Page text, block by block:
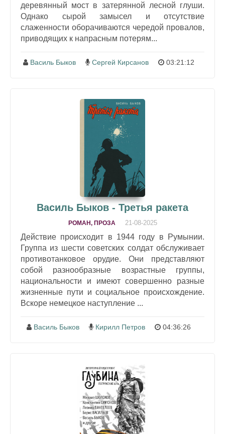
деревянный мост в затерянной лесной глуши.
Однако сырой замысел и отсутствие
слаженности оборачиваются чередой провалов,
приводящих к напрасным потерям...
Василь Быков Сергей Кирсанов 03:21:12
Василь Быков - Третья ракета
РОМАН, ПРОЗА 21-08-2025
Действие происходит в 1944 году в Румынии.
Группа из шести советских солдат обслуживает
противотанковое орудие. Они представляют
собой разнообразные возрастные группы,
национальности и имеют совершенно разные
жизненные пути и социальное происхождение.
Вскоре немецкое наступление ...
Василь Быков Кирилл Петров 04:36:26